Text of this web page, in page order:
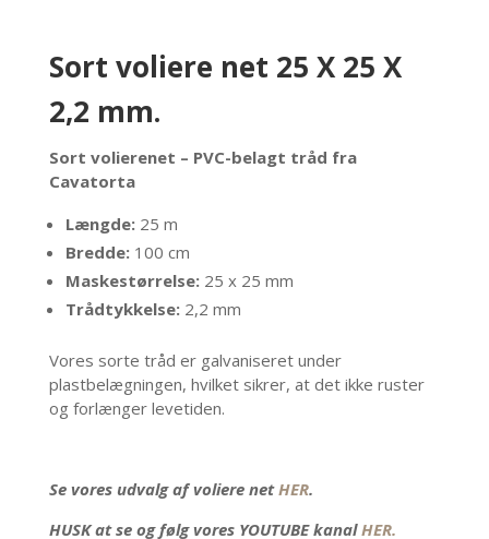
Sort voliere net 25 X 25 X
2,2 mm.
Sort volierenet – PVC-belagt tråd fra
Cavatorta
Længde:25 m
Bredde:100 cm
Maskestørrelse:25 x 25 mm
Trådtykkelse:2,2 mm
Vores sorte tråd er galvaniseret under
plastbelægningen, hvilket sikrer, at det ikke ruster
og forlænger levetiden.
Se vores udvalg af voliere net HER.
HUSK at se og følg vores YOUTUBE kanalHER.